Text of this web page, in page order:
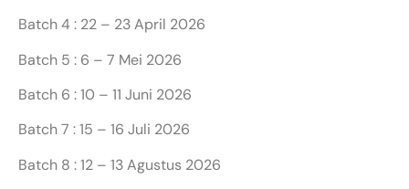
Batch 4 : 22 – 23 April 2026
Batch 5 : 6 – 7 Mei 2026
Batch 6 : 10 – 11 Juni 2026
Batch 7 : 15 – 16 Juli 2026
Batch 8 : 12 – 13 Agustus 2026